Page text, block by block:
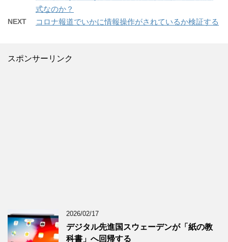
式なのか？
NEXT コロナ報道でいかに情報操作がされているか検証する
スポンサーリンク
2026/02/17
デジタル先進国スウェーデンが「紙の教
科書」へ回帰する